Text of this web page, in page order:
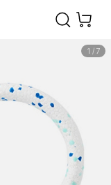
1 / 7